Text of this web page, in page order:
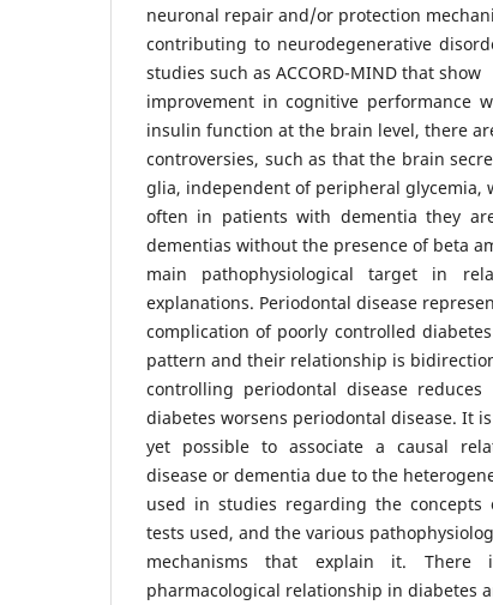
neuronal repair and/or protection
contributing to neurodegenerative
studies such as ACCORD-MIND that show
improvement in cognitive performance
insulin function at the brain level, there
controversies, such as that the brain
glia, independent of peripheral glycemia,
often in patients with dementia they
dementias without the presence of beta
main pathophysiological target in
explanations. Periodontal disease
complication of poorly controlled
pattern and their relationship is
controlling periodontal disease
diabetes worsens periodontal disease. It
yet possible to associate a causal
disease or dementia due to the
used in studies regarding the
tests used, and the various
mechanisms that explain it. There
pharmacological relationship in diabetes